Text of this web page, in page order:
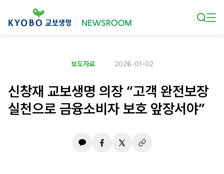
보도자료 2026-01-02
신창재 교보생명 의장 “고객 완전보장
실천으로 금융소비자 보호 앞장서야”